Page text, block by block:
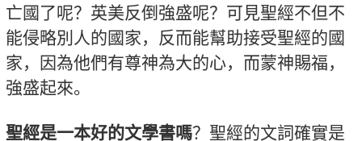
亡國了呢？英美反倒強盛呢？可見聖經不但不
能侵略別人的國家，反而能幫助接受聖經的國
家，因為他們有尊神為大的心，而蒙神賜福，
強盛起來。
聖經是一本好的文學書嗎？聖經的文詞確實是